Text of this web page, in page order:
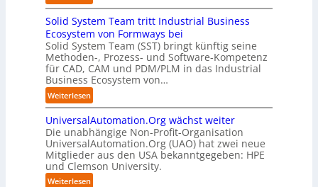
n
d
I
n
d
u
s
t
r
i
e
a
u
t
o
m
a
o
C
E
O
e
n
t
i
e
r
u
n
g
r
e
f
f
p
u
n
k
t
f
ü
r
p
r
a
W
a
r
u
m
s
i
c
h
m
a
n
c
h
e
Solid System Team tritt Industrial Business
Ecosystem von Formways bei
Solid System Team (SST) bringt künftig seine
Methoden-, Prozess- und Software-Kompetenz
für CAD, CAM und PDM/PLM in das Industrial
Business Ecosystem von…
Weiterlesen:
S
o
l
i
d
S
UniversalAutomation.Org wächst weiter
Die unabhängige Non-Profit-Organisation
UniversalAutomation.Org (UAO) hat zwei neue
Mitglieder aus den USA bekanntgegeben: HPE
und Clemson University.
Weiterlesen: